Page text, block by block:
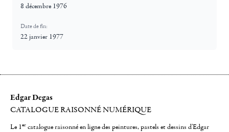
8 décembre 1976
Date de fin:
22 janvier 1977
Edgar Degas
CATALOGUE RAISONNÉ NUMÉRIQUE
Le 1er catalogue raisonné en ligne des peintures, pastels et dessins d'Edgar